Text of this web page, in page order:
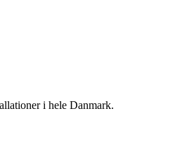
i hele Danmark.